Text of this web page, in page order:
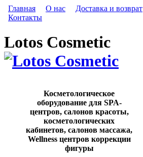
Главная О нас Доставка и возврат
Контакты
Lotos Cosmetic
Косметологическое
оборудование для SPA-
центров, салонов красоты,
косметологических
кабинетов, салонов массажа,
Wellness центров коррекции
фигуры